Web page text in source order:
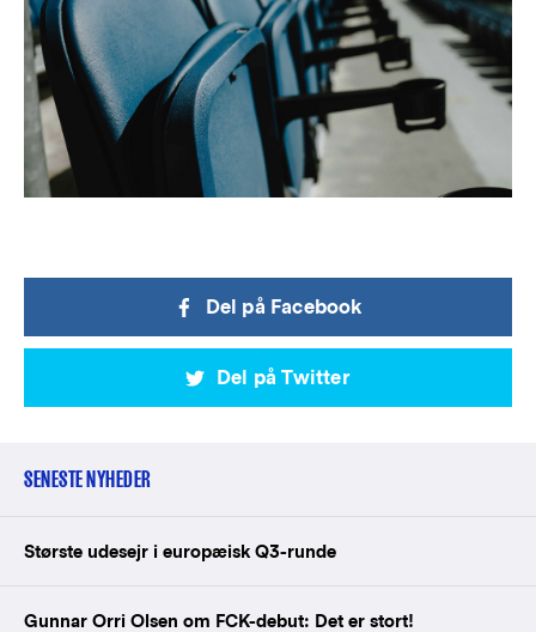
Del på Facebook
Del på Twitter
SENESTE NYHEDER
Største udesejr i europæisk Q3-runde
Gunnar Orri Olsen om FCK-debut: Det er stort!